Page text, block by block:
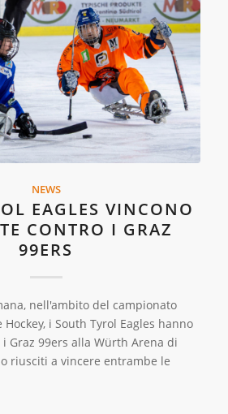
NEWS
EAGLES VINCONO
CONTRO I GRAZ
99ERS
nell'ambito del campionato
i South Tyrol Eagles hanno
Graz 99ers alla Würth Arena di
riusciti a vincere entrambe le